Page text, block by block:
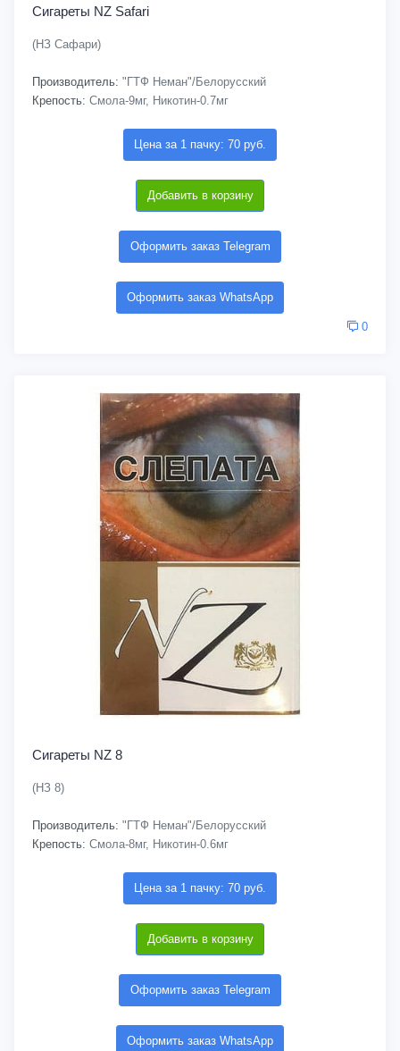
Сигареты NZ Safari
(НЗ Сафари)
Производитель: "ГТФ Неман"/Белорусский
Крепость: Смола-9мг, Никотин-0.7мг
Цена за 1 пачку: 70 руб.
Добавить в корзину
Оформить заказ Telegram
Оформить заказ WhatsApp
0
Сигареты NZ 8
(НЗ 8)
Производитель: "ГТФ Неман"/Белорусский
Крепость: Смола-8мг, Никотин-0.6мг
Цена за 1 пачку: 70 руб.
Добавить в корзину
Оформить заказ Telegram
Оформить заказ WhatsApp